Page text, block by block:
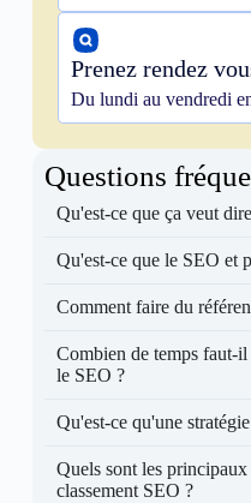
Prenez rendez
Du lundi au vendredi
Questions
Qu'est-ce que ça veut
Qu'est-ce que le SEO et
Comment faire du
Combien de temps faut-
le SEO ?
Qu'est-ce qu'une
Quels sont les
classement SEO ?